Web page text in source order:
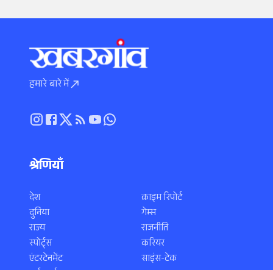
हमारे बारे में
श्रेणियाँ
देश
दुनिया
राज्य
स्पोर्ट्स
एंटरटेनमेंट
क्राइम रिपोर्ट
गेम्स
राजनीति
करियर
साइंस-टेक